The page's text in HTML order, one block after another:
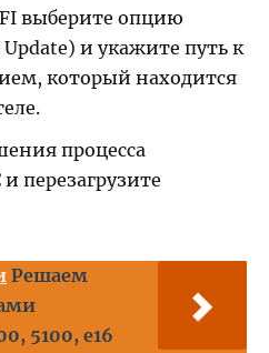
выберите опцию
и укажите путь к
который находится
процесса
перезагрузите
Решаем
5100, e16